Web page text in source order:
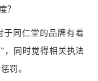
？
于同仁堂的品牌有着
，同时觉得相关执法
罚。